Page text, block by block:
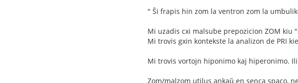
" Ŝi frapis hin zom la ventron zom la
Mi uzadis cxi malsube prepozicion ZOM kiu
Mi trovis gxin kontekste la analizon de PRI
Mi trovis vortojn hiponimo kaj hiperonimo.
Zom/malzom utilus ankaŭ en senca spaco,